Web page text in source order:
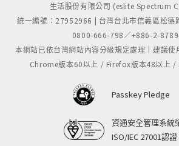
生活股份有限公司 (eslite Spectrum
統一編號：27952966 | 台灣台北市信義區松德
0800-666-798／+886-2-
本網站已依台灣網站內容分級規定處理｜建議
Chrome版本60以上 / Firefox版本48以上 /
Passkey Pledge
資通安全管理系統
ISO/IEC 27001認證